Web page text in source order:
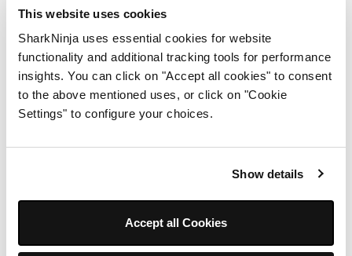
This website uses cookies
SharkNinja uses essential cookies for website
functionality and additional tracking tools for performance
insights. You can click on "Accept all cookies" to consent
to the above mentioned uses, or click on "Cookie
Settings" to configure your choices.
Show details
Accept all Cookies
Soporte
Registrarse